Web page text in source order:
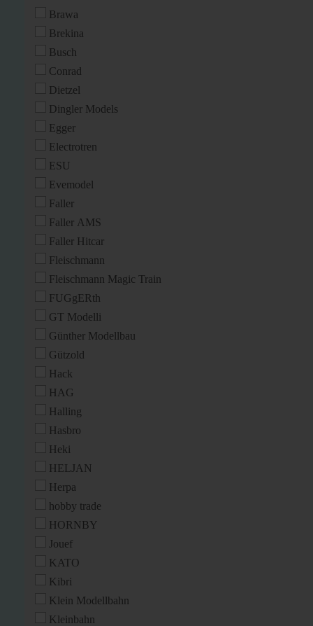
Brawa
Brekina
Busch
Conrad
Dietzel
Dingler Models
Egger
Electrotren
ESU
Evemodel
Faller
Faller AMS
Faller Hitcar
Fleischmann
Fleischmann Magic Train
FUGgERth
GT Modelli
Günther Modellbau
Gützold
Hack
HAG
Halling
Hasbro
Heki
HELJAN
Herpa
hobby trade
HORNBY
Jouef
KATO
Kibri
Klein Modellbahn
Kleinbahn